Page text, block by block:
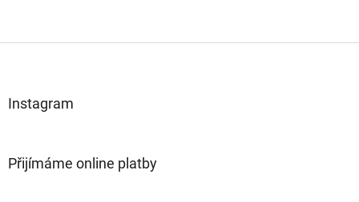
Instagram
Přijímáme online platby